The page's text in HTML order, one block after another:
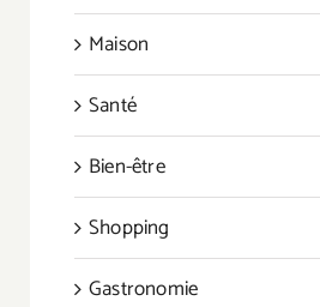
Maison
Santé
Bien-être
Shopping
Gastronomie